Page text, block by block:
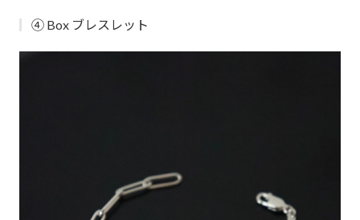
④ Box ブレスレット